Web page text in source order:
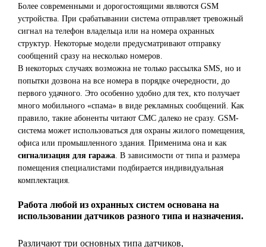
Более современными и дорогостоящими являются GSM
устройства. При срабатывании система отправляет тревожный
сигнал на телефон владельца или на номера охранных
структур. Некоторые модели предусматривают отправку
сообщений сразу на несколько номеров.
В некоторых случаях возможна не только рассылка SMS, но и
попытки дозвона на все номера в порядке очередности, до
первого удачного. Это особенно удобно для тех, кто получает
много мобильного «спама» в виде рекламных сообщений. Как
правило, такие абоненты читают СМС далеко не сразу. GSM-
система может использоваться для охраны жилого помещения,
офиса или промышленного здания. Применима она и как
сигнализация для гаража. В зависимости от типа и размера
помещения специалистами подбирается индивидуальная
комплектация.
Работа любой из охранных систем основана на
использовании датчиков разного типа и назначения.
Различают три основных типа датчиков,